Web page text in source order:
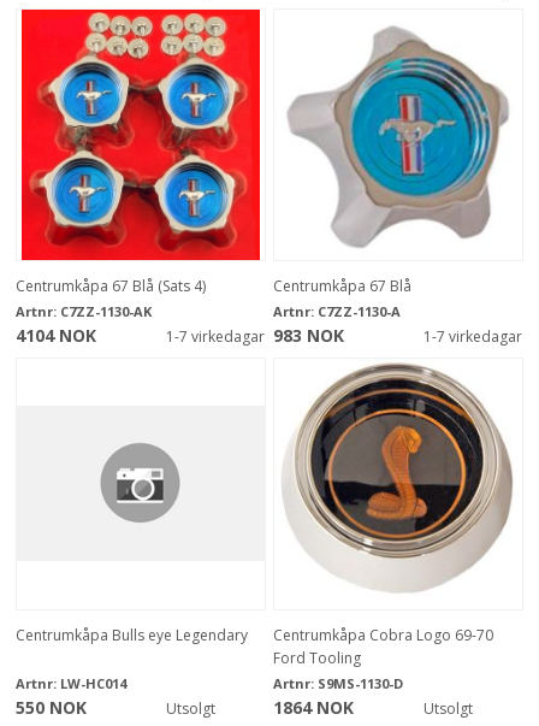
Centrumkåpa 67 Blå (Sats 4)
Artnr: C7ZZ-1130-AK
4104 NOK 1-7 virkedagar
Centrumkåpa 67 Blå
Artnr: C7ZZ-1130-A
983 NOK 1-7 virkedagar
Centrumkåpa Bulls eye Legendary
Artnr: LW-HC014
550 NOK Utsolgt
Centrumkåpa Cobra Logo 69-70
Ford Tooling
Artnr: S9MS-1130-D
1864 NOK Utsolgt